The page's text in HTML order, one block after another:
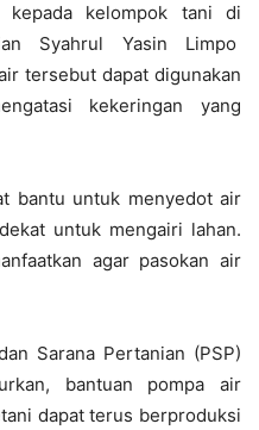
kepada kelompok tani di
Syahrul Yasin Limpo
tersebut dapat digunakan
kekeringan yang
bantu untuk menyedot air
untuk mengairi lahan.
agar pasokan air
Sarana Pertanian (PSP)
bantuan pompa air
dapat terus berproduksi